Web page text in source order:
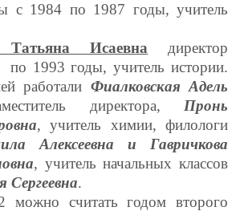
с 1984 по 1987 годы, учитель
Татьяна Исаевна директор
1993 годы, учитель истории.
работали Фиалковская Адель
директора, Пронь
, учитель химии, филологи
Алексеевна и Гавричкова
, учитель начальных классов
.
можно считать годом второго